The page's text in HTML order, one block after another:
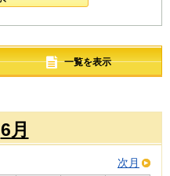
一覧を表示
6月
次月